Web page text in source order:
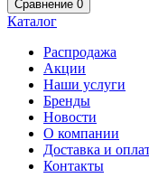
Сравнение 0
Каталог
Распродажа
Акции
Наши услуги
Бренды
Новости
О компании
Доставка и
Контакты